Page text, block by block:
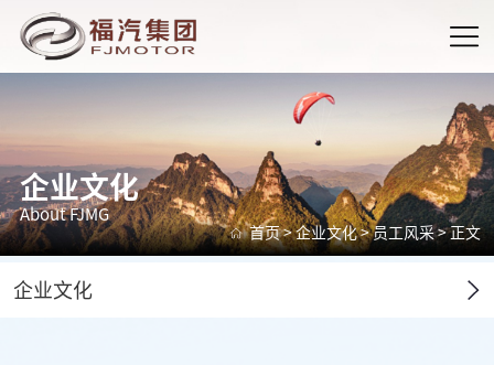
企业文化
About FJMG
首页>企业文化>员工风采> 正文
企业文化